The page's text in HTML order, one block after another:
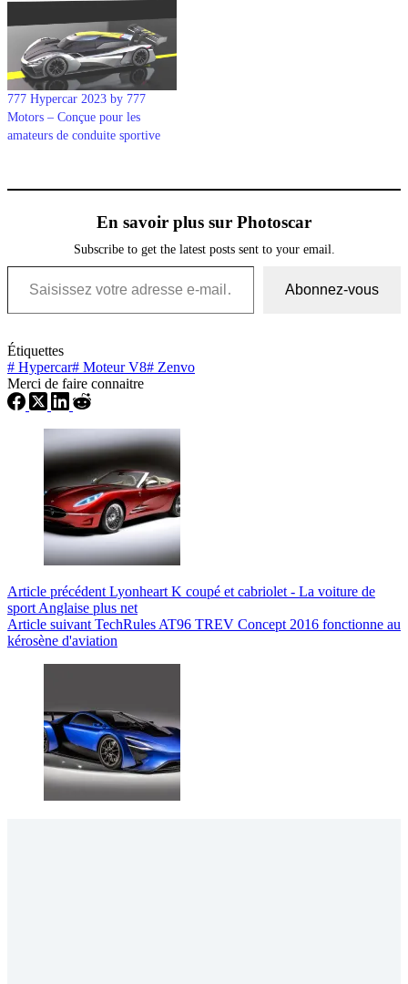
777 Hypercar 2023 by 777
Motors – Conçue pour les
amateurs de conduite sportive
En savoir plus sur Photoscar
Subscribe to get the latest posts sent to your email.
Saisissez votre adresse e-mail…
Abonnez-vous
Étiquettes
# Hypercar# Moteur V8# Zenvo
Merci de faire connaitre
Article précédent Lyonheart K coupé et cabriolet - La voiture de
sport Anglaise plus net
Article suivant TechRules AT96 TREV Concept 2016 fonctionne au
kérosène d'aviation